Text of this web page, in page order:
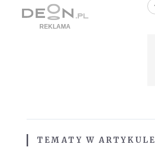
TEMATY W ARTYKULE